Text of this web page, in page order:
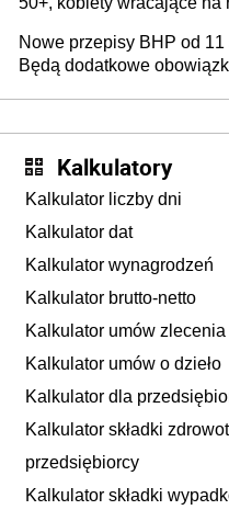
osoby neuroatypowe.
na rzecz Inkluzywności w
Nowe przepisy BHP od 11
Będą dodatkowe
Kalkulatory
Kalkulator liczby dni
Kalkulator dat
Kalkulator wynagrodzeń
Kalkulator brutto-netto
Kalkulator umów zlecenia
Kalkulator umów o dzieło
Kalkulator dla
Kalkulator składki
przedsiębiorcy
Kalkulator składki